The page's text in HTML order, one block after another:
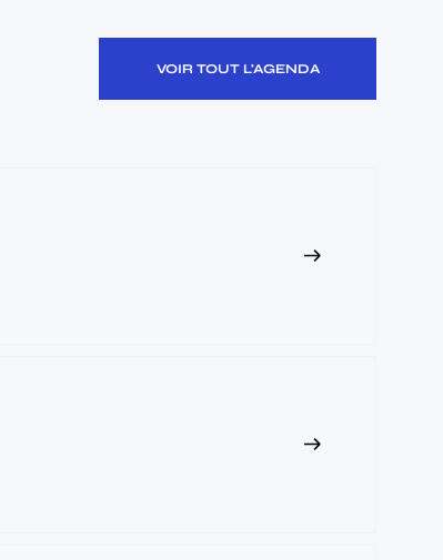
VOIR TOUT L'AGENDA